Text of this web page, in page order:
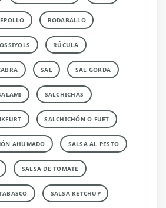
RODABALLO
RÚCULA
SAL SAL GORDA
SALCHICHAS
SALCHICHÓN O FUET
AHUMADO SALSA AL PESTO
SALSA DE TOMATE
SALSA KETCHUP